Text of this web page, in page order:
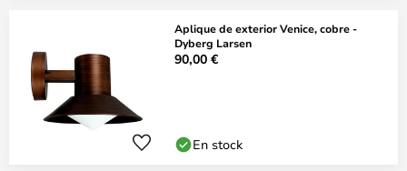
Aplique de exterior Venice, cobre -
Dyberg Larsen
90,00 €
En stock